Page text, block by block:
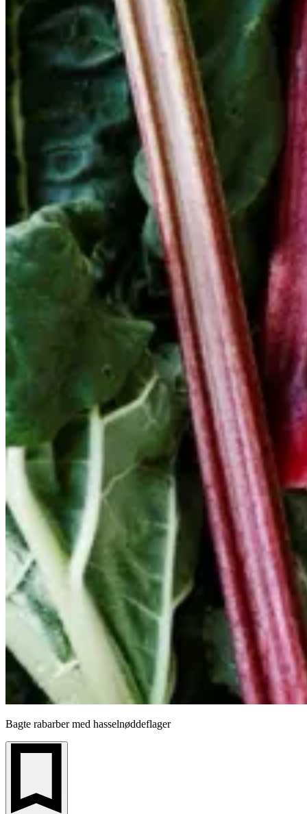
Bagte rabarber med hasselnøddeflager